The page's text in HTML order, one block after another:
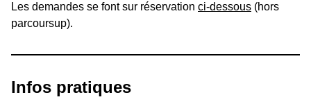
Les demandes se font sur réservation ci-dessous (hors
parcoursup).
Infos pratiques